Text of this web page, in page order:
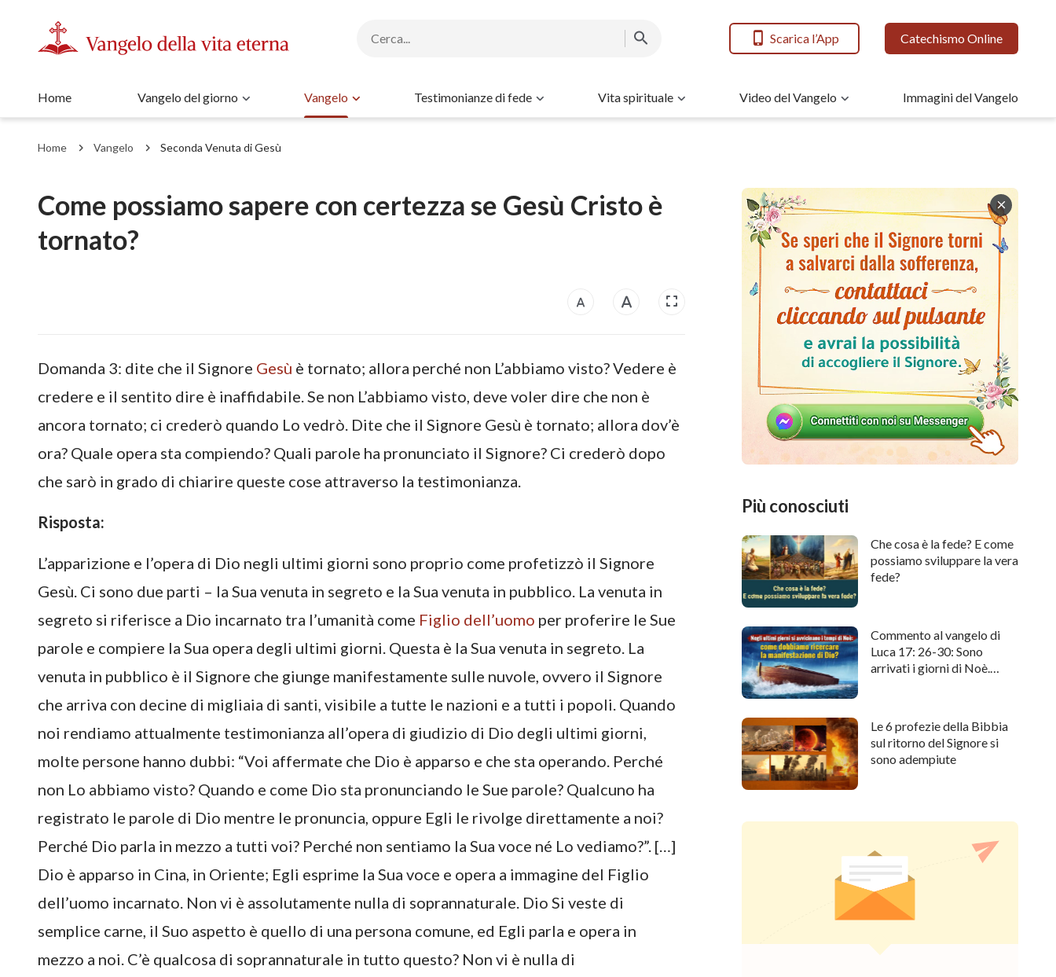
Scarica l’App Catechismo Online
Home Vangelo del giorno Vangelo Testimonianze di fede Vita spirituale Video del Vangelo Immagini del Vangelo
Home Vangelo Seconda Venuta di Gesù
Come possiamo sapere con certezza se Gesù Cristo è
tornato?
Domanda 3: dite che il Signore Gesù è tornato; allora perché non L’abbiamo visto? Vedere è
credere e il sentito dire è inaffidabile. Se non L’abbiamo visto, deve voler dire che non è
ancora tornato; ci crederò quando Lo vedrò. Dite che il Signore Gesù è tornato; allora dov’è
ora? Quale opera sta compiendo? Quali parole ha pronunciato il Signore? Ci crederò dopo
che sarò in grado di chiarire queste cose attraverso la testimonianza.
Risposta:
L’apparizione e l’opera di Dio negli ultimi giorni sono proprio come profetizzò il Signore
Gesù. Ci sono due parti – la Sua venuta in segreto e la Sua venuta in pubblico. La venuta in
segreto si riferisce a Dio incarnato tra l’umanità come Figlio dell’uomo per proferire le Sue
parole e compiere la Sua opera degli ultimi giorni. Questa è la Sua venuta in segreto. La
venuta in pubblico è il Signore che giunge manifestamente sulle nuvole, ovvero il Signore
che arriva con decine di migliaia di santi, visibile a tutte le nazioni e a tutti i popoli. Quando
noi rendiamo attualmente testimonianza all’opera di giudizio di Dio degli ultimi giorni,
molte persone hanno dubbi: “Voi affermate che Dio è apparso e che sta operando. Perché
non Lo abbiamo visto? Quando e come Dio sta pronunciando le Sue parole? Qualcuno ha
registrato le parole di Dio mentre le pronuncia, oppure Egli le rivolge direttamente a noi?
Perché Dio parla in mezzo a tutti voi? Perché non sentiamo la Sua voce né Lo vediamo?”. […]
Dio è apparso in Cina, in Oriente; Egli esprime la Sua voce e opera a immagine del Figlio
dell’uomo incarnato. Non vi è assolutamente nulla di soprannaturale. Dio Si veste di
semplice carne, il Suo aspetto è quello di una persona comune, ed Egli parla e opera in
mezzo a noi. C’è qualcosa di soprannaturale in tutto questo? Non vi è nulla di
Più conosciuti
Che cosa è la fede? E come
possiamo sviluppare la vera
fede?
Commento al vangelo di
Luca 17: 26-30: Sono
arrivati i giorni di Noè.
Le 6 profezie della Bibbia
sul ritorno del Signore si
sono adempiute